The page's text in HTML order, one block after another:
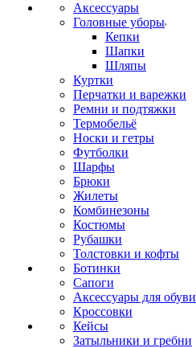
Аксессуары
Головные уборы
Кепки
Шапки
Шляпы
Куртки
Перчатки и варежки
Ремни и подтяжки
Термобельё
Носки и гетры
Футболки
Шарфы
Брюки
Жилеты
Комбинезоны
Костюмы
Рубашки
Толстовки и кофты
Ботинки
Сапоги
Аксессуары для обуви
Кроссовки
Кейсы
Затыльники и гребни